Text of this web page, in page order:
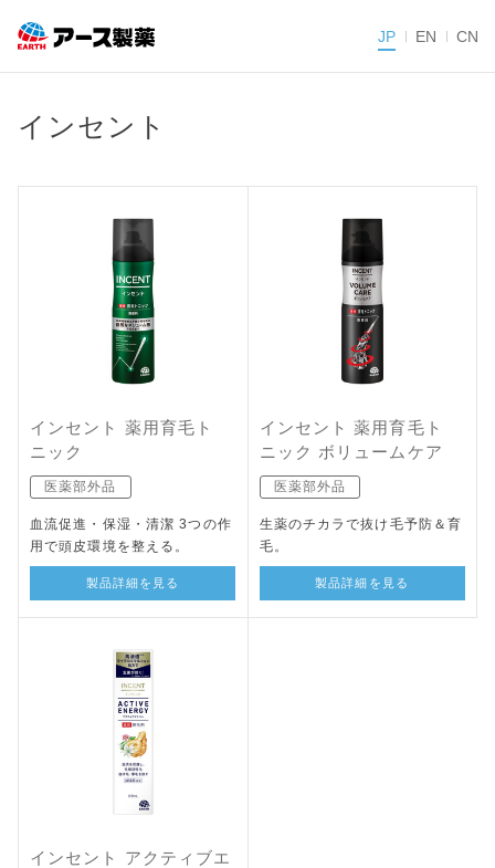
JP EN CN
インセント
インセント 薬用育毛ト
ニック
医薬部外品
血流促進・保湿・清潔 3つの作
用で頭皮環境を整える。
製品詳細を見る
インセント 薬用育毛ト
ニック ボリュームケア
医薬部外品
生薬のチカラで抜け毛予防＆育
毛。
製品詳細を見る
インセント アクティブエ